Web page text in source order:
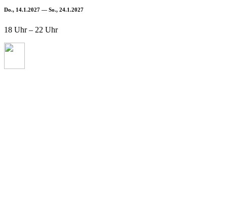
Do., 14.1.2027 — So., 24.1.2027
18 Uhr – 22 Uhr